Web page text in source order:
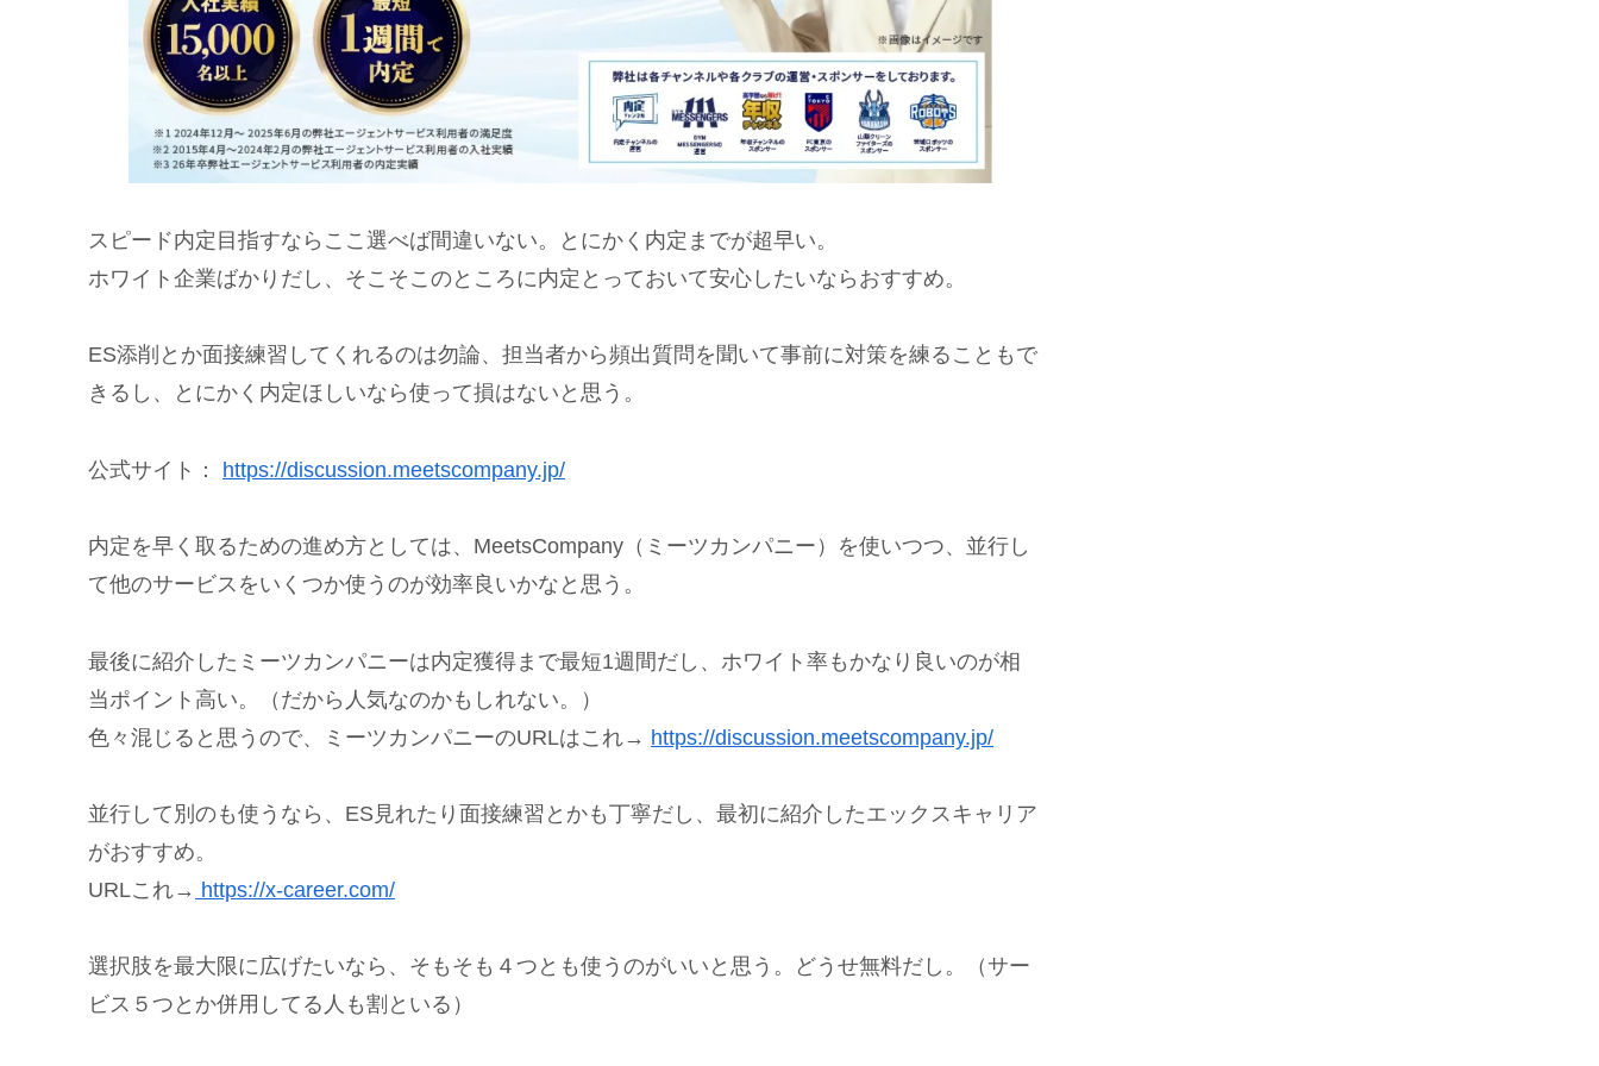
スピード内定目指すならここ選べば間違いない。とにかく内定までが超早い。
ホワイト企業ばかりだし、そこそこのところに内定とっておいて安心したいならおすすめ。
ES添削とか面接練習してくれるのは勿論、担当者から頻出質問を聞いて事前に対策を練ることもで
きるし、とにかく内定ほしいなら使って損はないと思う。
公式サイト： https://discussion.meetscompany.jp/
内定を早く取るための進め方としては、MeetsCompany（ミーツカンパニー）を使いつつ、並行し
て他のサービスをいくつか使うのが効率良いかなと思う。
最後に紹介したミーツカンパニーは内定獲得まで最短1週間だし、ホワイト率もかなり良いのが相
当ポイント高い。（だから人気なのかもしれない。）
色々混じると思うので、ミーツカンパニーのURLはこれ→ https://discussion.meetscompany.jp/
並行して別のも使うなら、ES見れたり面接練習とかも丁寧だし、最初に紹介したエックスキャリア
がおすすめ。
URLこれ→ https://x-career.com/
選択肢を最大限に広げたいなら、そもそも４つとも使うのがいいと思う。どうせ無料だし。（サー
ビス５つとか併用してる人も割といる）